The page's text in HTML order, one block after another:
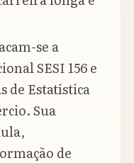
se a
SESI 156 e
de Estatística
Sua
de